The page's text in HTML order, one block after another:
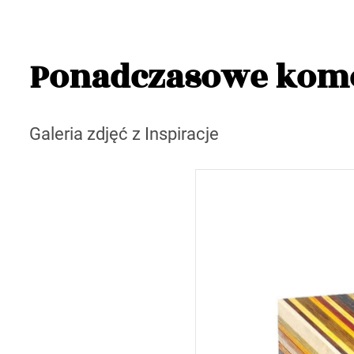
Ponadczasowe
Galeria zdjęć z Inspiracje